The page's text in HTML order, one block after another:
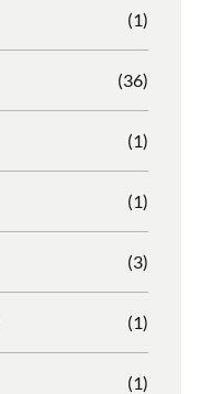
(1)
(36)
(1)
(1)
(3)
(1)
(1)